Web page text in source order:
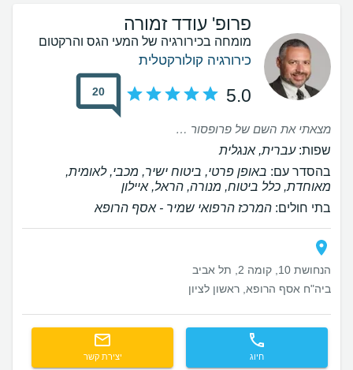
פרופ' עודד זמורה
מומחה בכירורגיה של המעי הגס והרקטום
כירורגיה קולורקטלית
5.0
20
מצאתי את השם של פרופסור זמורה באתר "הרופאים הכי טובים שיש" ואין ספק שהוא כזה...נוסף לזה הוא אנושי ואמפטי. שמחה שהגעתי אליו אמליץ עליו בחום. רוצה גם לציין את המשרד קלופרו שעובד איתו שירות מעולה!
שפות:עברית, אנגלית
בהסדר עם: באופן פרטי, ביטוח ישיר, מכבי, לאומית,
מאוחדת, כלל ביטוח, מנורה, הראל, איילון
בתי חולים: המרכז הרפואי שמיר - אסף הרופא
הנחושת 10, קומה 2, תל אביב
ביה"ח אסף הרופא, ראשון לציון
חיוג יצירת קשר